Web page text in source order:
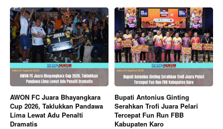
AWON FC Juara Bhayangkara
Cup 2026, Taklukkan Pandawa
Lima Lewat Adu Penalti
Dramatis
Bupati Antonius Ginting
Serahkan Trofi Juara Pelari
Tercepat Fun Run FBB
Kabupaten Karo